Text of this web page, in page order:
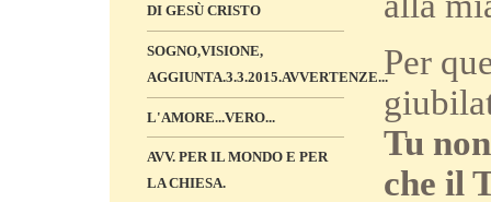
DI GESÙ CRISTO
SOGNO,VISIONE,
AGGIUNTA.3.3.2015.AVVERTENZE...
L'AMORE...VERO...
AVV. PER IL MONDO E PER
LA CHIESA.
Per
Tu
che il